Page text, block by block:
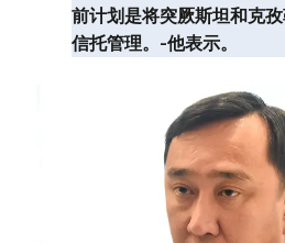
前计划是将突厥斯坦和克
信托管理。-他表示。